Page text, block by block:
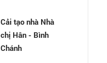
Cải tạo nhà Nhà
chị Hân - Bình
Chánh